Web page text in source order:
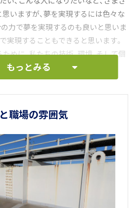
いますが、夢を実現するには色々な
力で夢を実現するのも良いと思いま
実現することもできると思います。
めに、私たちの技術、環境、そして個
お手伝いいたします。
る私たちは、皆さんと当社をつなぐ
と思っています。皆さんに当社のこと
。皆さんも当社で何がしたいか、何
みてください。そのために、どんな
。
い出来る日を楽しみにしています。
もっとみる
職場の雰囲気